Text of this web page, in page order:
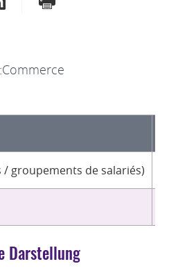
:Commerce
groupements de salariés)
Darstellung